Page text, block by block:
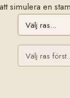
simulera en